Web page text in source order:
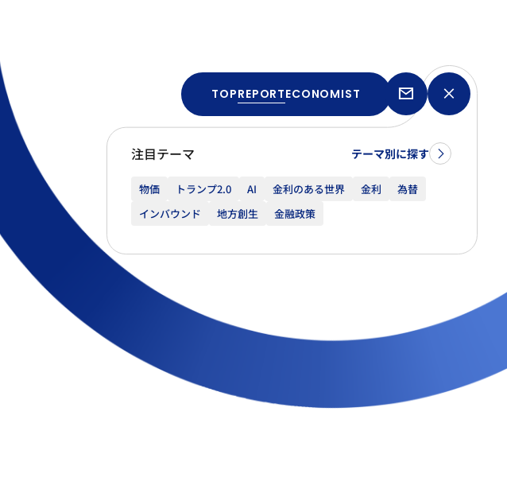
TOPREPORTECONOMIST
注目テーマ テーマ別に探す
物価 トランプ2.0 AI 金利のある世界 金利
為替
インバウンド
地方創生 金融政策